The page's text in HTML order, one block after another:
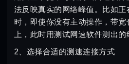
法反映真实的网络峰值。比如
时，即使你没有主动操作，带宽
上，此时用测试网速软件测出的
2、选择合适的测速连接方式